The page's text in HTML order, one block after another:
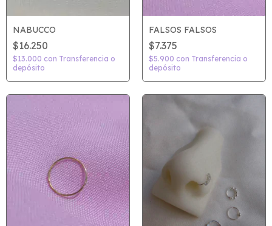
NABUCCO
$16.250
$13.000 con Transferencia o
depósito
FALSOS FALSOS
$7.375
$5.900 con Transferencia o
depósito